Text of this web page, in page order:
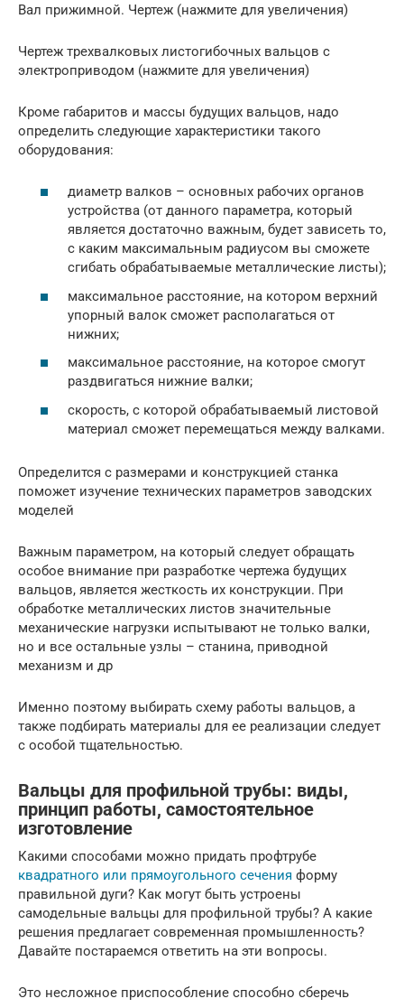
Вал прижимной. Чертеж (нажмите для увеличения)
Чертеж трехвалковых листогибочных вальцов с
электроприводом (нажмите для увеличения)
Кроме габаритов и массы будущих вальцов, надо
определить следующие характеристики такого
оборудования:
диаметр валков – основных рабочих органов
устройства (от данного параметра, который
является достаточно важным, будет зависеть то,
с каким максимальным радиусом вы сможете
сгибать обрабатываемые металлические листы);
максимальное расстояние, на котором верхний
упорный валок сможет располагаться от
нижних;
максимальное расстояние, на которое смогут
раздвигаться нижние валки;
скорость, с которой обрабатываемый листовой
материал сможет перемещаться между валками.
Определится с размерами и конструкцией станка
поможет изучение технических параметров заводских
моделей
Важным параметром, на который следует обращать
особое внимание при разработке чертежа будущих
вальцов, является жесткость их конструкции. При
обработке металлических листов значительные
механические нагрузки испытывают не только валки,
но и все остальные узлы – станина, приводной
механизм и др
Именно поэтому выбирать схему работы вальцов, а
также подбирать материалы для ее реализации следует
с особой тщательностью.
Вальцы для профильной трубы: виды,
принцип работы, самостоятельное
изготовление
Какими способами можно придать профтрубе
квадратного или прямоугольного сечения форму
правильной дуги? Как могут быть устроены
самодельные вальцы для профильной трубы? А какие
решения предлагает современная промышленность?
Давайте постараемся ответить на эти вопросы.
Это несложное приспособление способно сберечь